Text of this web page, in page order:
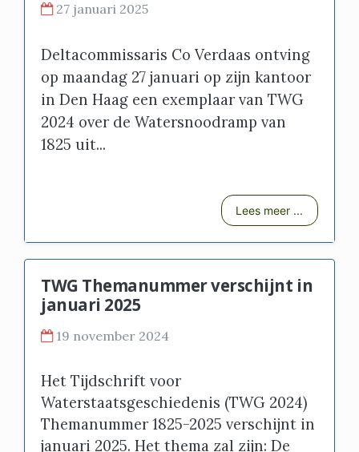
27 januari 2025
Deltacommissaris Co Verdaas ontving
op maandag 27 januari op zijn kantoor
in Den Haag een exemplaar van TWG
2024 over de Watersnoodramp van
1825 uit...
Lees meer ...
TWG Themanummer verschijnt in
januari 2025
19 november 2024
Het Tijdschrift voor
Waterstaatsgeschiedenis (TWG 2024)
Themanummer 1825-2025 verschijnt in
januari 2025. Het thema zal zijn: De